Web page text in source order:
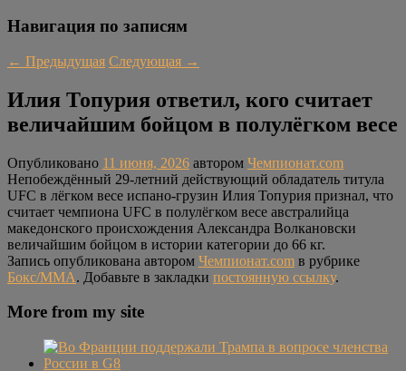
Навигация по записям
← Предыдущая Следующая →
Илия Топурия ответил, кого считает
величайшим бойцом в полулёгком весе
Опубликовано 11 июня, 2026 автором Чемпионат.com
Непобеждённый 29-летний действующий обладатель титула
UFC в лёгком весе испано-грузин Илия Топурия признал, что
считает чемпиона UFC в полулёгком весе австралийца
македонского происхождения Александра Волкановски
величайшим бойцом в истории категории до 66 кг.
Запись опубликована автором Чемпионат.com в рубрике
Бокс/MMA. Добавьте в закладки постоянную ссылку.
More from my site